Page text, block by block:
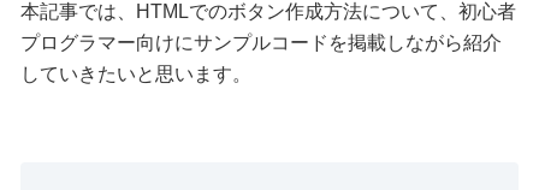
本記事では、HTMLでのボタン作成方法について、初心者
プログラマー向けにサンプルコードを掲載しながら紹介
していきたいと思います。